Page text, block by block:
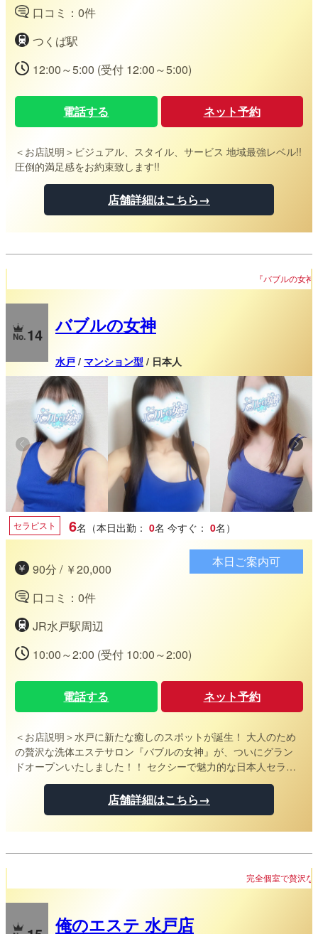
口コミ：0件
つくば駅
12:00～5:00 (受付 12:00～5:00)
電話する ネット予約
＜お店説明＞ ビジュアル、スタイル、サービス 地域最強レベル!!
圧倒的満足感をお約束致します!!
店舗詳細はこちら→
14 バブルの女神
水戸 / マンション型 / 日本人
セラピスト 6名（本日出勤： 0名 今すぐ： 0名）
90分 / ￥20,000
口コミ：0件
JR水戸駅周辺
10:00～2:00 (受付 10:00～2:00)
本日ご案内可
電話する ネット予約
＜お店説明＞水戸に新たな癒しのスポットが誕生！ 大人のため
の贅沢な洗体エステサロン『バブルの女神』が、ついにグラン
ドオープンいたしました！！ セクシーで魅力的な日本人セラピ
ストが、完全個室で極上のリラクゼーションをお届けします♪
『バブルの女神』で、日常を忘れ、心身共にリフレッシュでき
る特別な時間をお過ごしください♪ 皆様のご来店を心よりお待
店舗詳細はこちら→
俺のエステ 水戸店